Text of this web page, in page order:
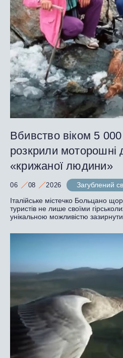
Вбивство віком 5 000
розкрили моторошні
«крижаної людини»
06 08 2026
Загублений
Італійське містечко Больцано
туристів не лише своїми
унікальною можливістю